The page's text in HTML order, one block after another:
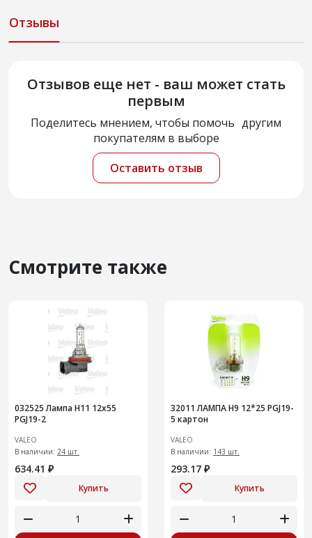
Отзывы
Отзывов еще нет - ваш может стать
первым
Поделитесь мнением, чтобы помочь другим
покупателям в выборе
Оставить отзыв
Смотрите также
032525 Лампа Н11 12х55
PGJ19-2
VALEO
В наличии: 24 шт.
634.41 ₽
Купить
32011 ЛАМПА H9 12*25 PGJ19-
5 картон
VALEO
В наличии: 143 шт.
293.17 ₽
Купить